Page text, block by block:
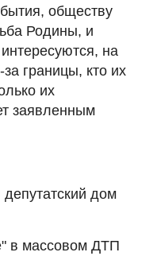
обществу
Родины, и
на
границы, кто их
их
заявленным
дом
в массовом ДТП